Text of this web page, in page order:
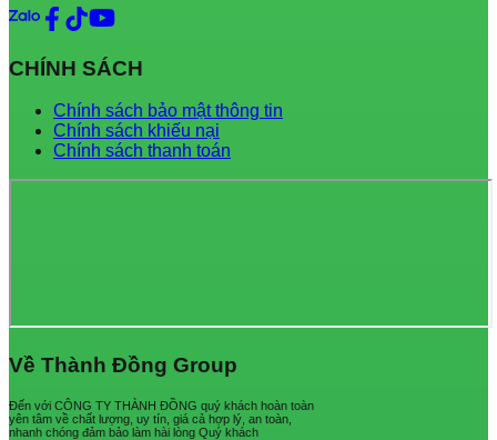
CHÍNH SÁCH
Chính sách bảo mật thông tin
Chính sách khiếu nại
Chính sách thanh toán
Về Thành Đồng Group
Đến với CÔNG TY THÀNH ĐỒNG quý khách hoàn toàn
yên tâm về chất lượng, uy tín, giá cả hợp lý, an toàn,
nhanh chóng đảm bảo làm hài lòng Quý khách